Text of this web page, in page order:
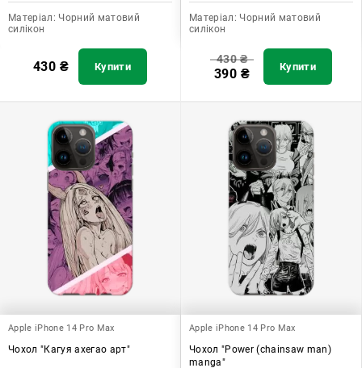
Матеріал: Чорний матовий
силікон
430 ₴ Купити
Матеріал: Чорний матовий
силікон
430₴
390 ₴ Купити
Apple iPhone 14 Pro Max
Чохол "Кагуя ахегао арт"
Apple iPhone 14 Pro Max
Чохол "Power (chainsaw man)
manga"